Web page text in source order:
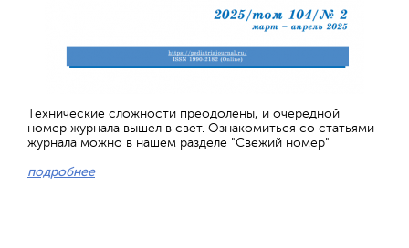
Технические сложности преодолены, и очередной
номер журнала вышел в свет. Ознакомиться со статьями
журнала можно в нашем разделе "Свежий номер"
подробнее